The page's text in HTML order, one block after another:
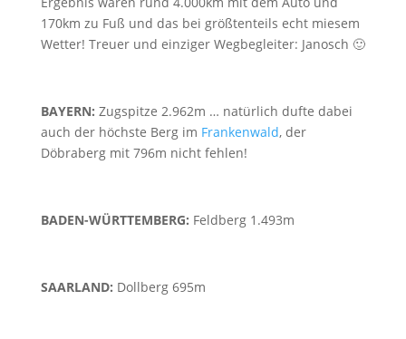
170km zu Fuß und das bei größtenteils echt miesem
Wetter! Treuer und einziger Wegbegleiter: Janosch 🙂
BAYERN: Zugspitze 2.962m … natürlich dufte dabei
auch der höchste Berg im Frankenwald, der
Döbraberg mit 796m nicht fehlen!
BADEN-WÜRTTEMBERG: Feldberg 1.493m
SAARLAND: Dollberg 695m